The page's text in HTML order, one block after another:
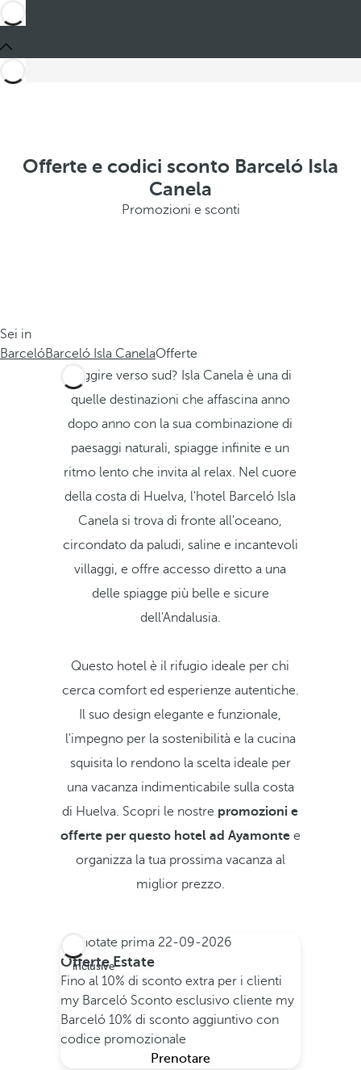
Offerte e codici sconto Barceló Isla
Canela
Promozioni e sconti
Sei in
BarcelóBarceló Isla CanelaOfferte
Fuggire verso sud? Isla Canela è una di
quelle destinazioni che affascina anno
dopo anno con la sua combinazione di
paesaggi naturali, spiagge infinite e un
ritmo lento che invita al relax. Nel cuore
della costa di Huelva, l'hotel Barceló Isla
Canela si trova di fronte all'oceano,
circondato da paludi, saline e incantevoli
villaggi, e offre accesso diretto a una
delle spiagge più belle e sicure
dell'Andalusia.
Questo hotel è il rifugio ideale per chi
cerca comfort ed esperienze autentiche.
Il suo design elegante e funzionale,
l'impegno per la sostenibilità e la cucina
squisita lo rendono la scelta ideale per
una vacanza indimenticabile sulla costa
di Huelva. Scopri le nostre promozioni e
offerte per questo hotel ad Ayamonte e
organizza la tua prossima vacanza al
miglior prezzo.
All
inclusive
Prenotate prima 22-09-2026
Offerte Estate
Fino al 10% di sconto extra per i clienti
my Barceló Sconto esclusivo cliente my
Barceló 10% di sconto aggiuntivo con
codice promozionale
Prenotare